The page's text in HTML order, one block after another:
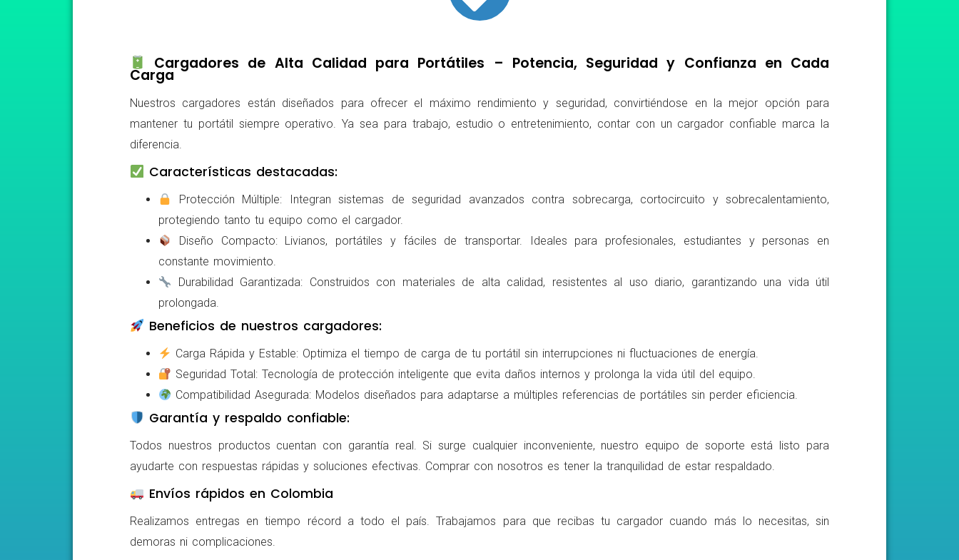
Cargadores de Alta Calidad para Portátiles – Potencia, Seguridad y Confianza en Cada
Carga
Nuestros cargadores están diseñados para ofrecer el máximo rendimiento y seguridad, convirtiéndose en la mejor opción para
mantener tu portátil siempre operativo. Ya sea para trabajo, estudio o entretenimiento, contar con un cargador confiable marca la
diferencia.
Características destacadas:
Protección Múltiple: Integran sistemas de seguridad avanzados contra sobrecarga, cortocircuito y sobrecalentamiento,
protegiendo tanto tu equipo como el cargador.
Diseño Compacto: Livianos, portátiles y fáciles de transportar. Ideales para profesionales, estudiantes y personas en
constante movimiento.
Durabilidad Garantizada: Construidos con materiales de alta calidad, resistentes al uso diario, garantizando una vida útil
prolongada.
Beneficios de nuestros cargadores:
Carga Rápida y Estable: Optimiza el tiempo de carga de tu portátil sin interrupciones ni fluctuaciones de energía.
Seguridad Total: Tecnología de protección inteligente que evita daños internos y prolonga la vida útil del equipo.
Compatibilidad Asegurada: Modelos diseñados para adaptarse a múltiples referencias de portátiles sin perder eficiencia.
Garantía y respaldo confiable:
Todos nuestros productos cuentan con garantía real. Si surge cualquier inconveniente, nuestro equipo de soporte está listo para
ayudarte con respuestas rápidas y soluciones efectivas. Comprar con nosotros es tener la tranquilidad de estar respaldado.
Envíos rápidos en Colombia
Realizamos entregas en tiempo récord a todo el país. Trabajamos para que recibas tu cargador cuando más lo necesitas, sin
demoras ni complicaciones.